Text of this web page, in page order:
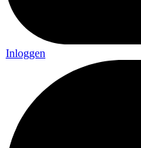
Inloggen